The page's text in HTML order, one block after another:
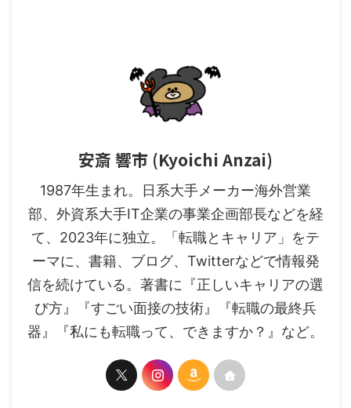
安斎 響市 (Kyoichi Anzai)
1987年生まれ。日系大手メーカー海外営業
部、外資系大手IT企業の事業企画部長などを経
て、2023年に独立。「転職とキャリア」をテ
ーマに、書籍、ブログ、Twitterなどで情報発
信を続けている。著書に『正しいキャリアの選
び方』『すごい面接の技術』『転職の最終兵
器』『私にも転職って、できますか？』など。